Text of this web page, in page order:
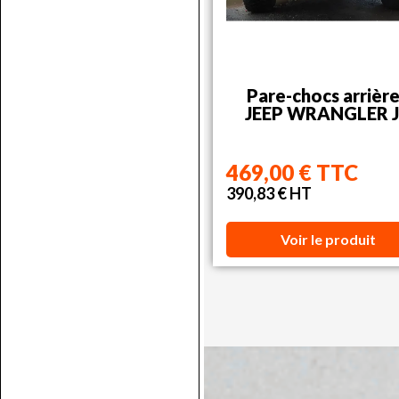
Pare-chocs
JEEP WRANGLER
469,00 € TTC
390,83 € HT
Voir le produit